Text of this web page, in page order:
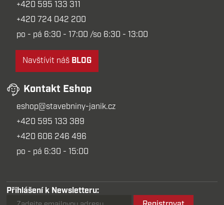
+420 595 133 311
+420 724 042 200
po - pá 6:30 - 17:00 /so 6:30 - 13:00
Navštívit náš BLOG
Kontakt Eshop
eshop@stavebniny-janik.cz
+420 595 133 389
+420 606 246 496
po - pá 6:30 - 15:00
Přihlášení k Newsletteru: